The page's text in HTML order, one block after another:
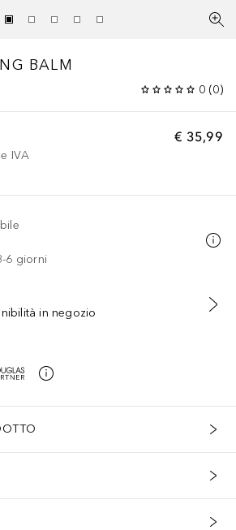
BALM
0 (0)
€ 35,99
IVA
6 giorni
AL CARRELLO
in negozio